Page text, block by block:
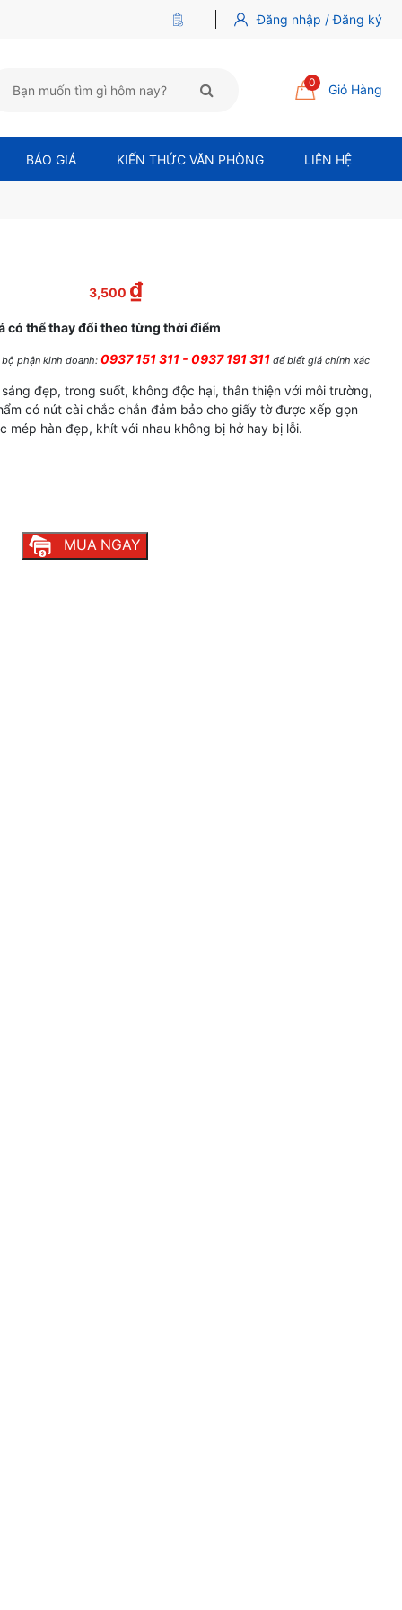
Đăng nhập / Đăng ký
0 Giỏ Hàng
BÁO GIÁ KIẾN THỨC VĂN PHÒNG LIÊN HỆ
3,500 ₫
có thể thay đổi theo từng thời điểm
phận kinh doanh: 0937 151 311 - 0937 191 311 để biết giá chính xác
đẹp, trong suốt, không độc hại, thân thiện với môi trường,
có nút cài chắc chắn đảm bảo cho giấy tờ được xếp gọn
mép hàn đẹp, khít với nhau không bị hở hay bị lỗi.
MUA NGAY